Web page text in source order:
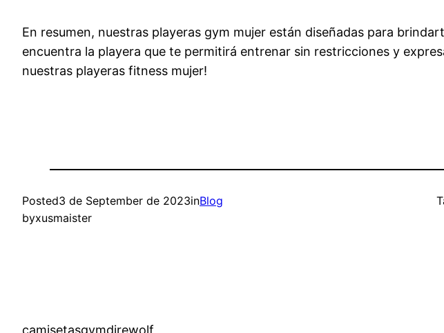
En resumen, nuestras playeras gym mujer están diseñadas para
encuentra la playera que te permitirá entrenar sin restricciones y
nuestras playeras fitness mujer!
Posted3 de September de 2023inBlog
byxusmaister
camisetasgymdirewolf